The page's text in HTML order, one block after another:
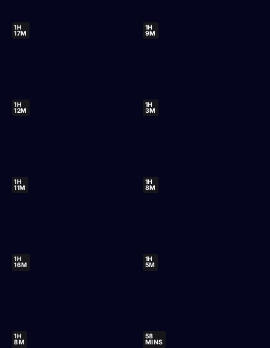
1H
17M
1H
9M
1H
12M
1H
3M
1H
11M
1H
8M
1H
16M
1H
5M
1H
8M
58
MINS